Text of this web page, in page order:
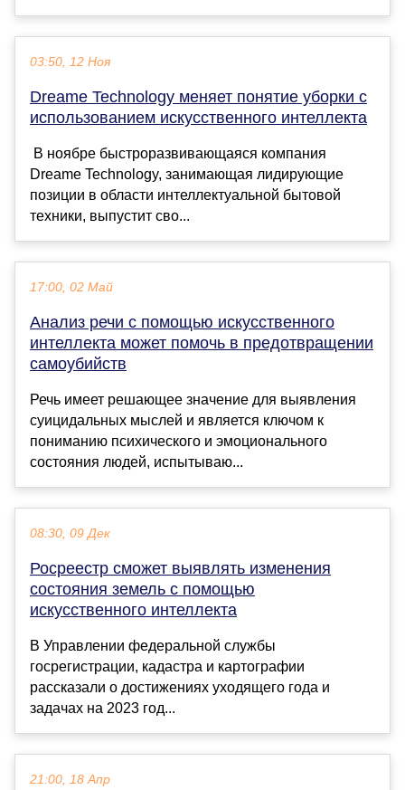
03:50, 12 Ноя
Dreame Technology меняет понятие уборки с
использованием искусственного интеллекта
В ноябре быстроразвивающаяся компания
Dreame Technology, занимающая лидирующие
позиции в области интеллектуальной бытовой
техники, выпустит сво...
17:00, 02 Май
Анализ речи с помощью искусственного
интеллекта может помочь в предотвращении
самоубийств
Речь имеет решающее значение для выявления
суицидальных мыслей и является ключом к
пониманию психического и эмоционального
состояния людей, испытываю...
08:30, 09 Дек
Росреестр сможет выявлять изменения
состояния земель с помощью
искусственного интеллекта
В Управлении федеральной службы
госрегистрации, кадастра и картографии
рассказали о достижениях уходящего года и
задачах на 2023 год...
21:00, 18 Апр